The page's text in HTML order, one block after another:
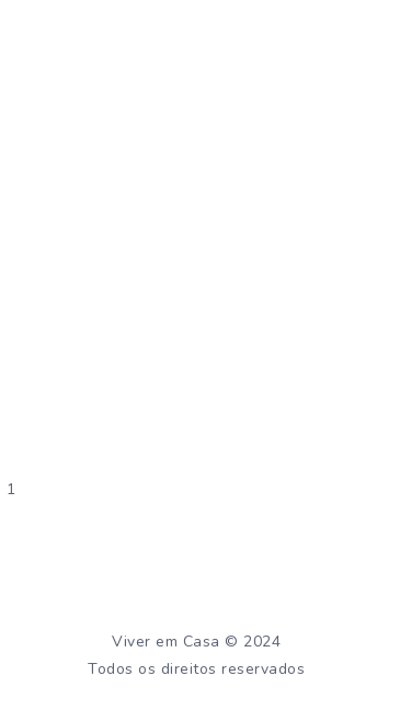
1
Viver em Casa © 2024
Todos os direitos reservados